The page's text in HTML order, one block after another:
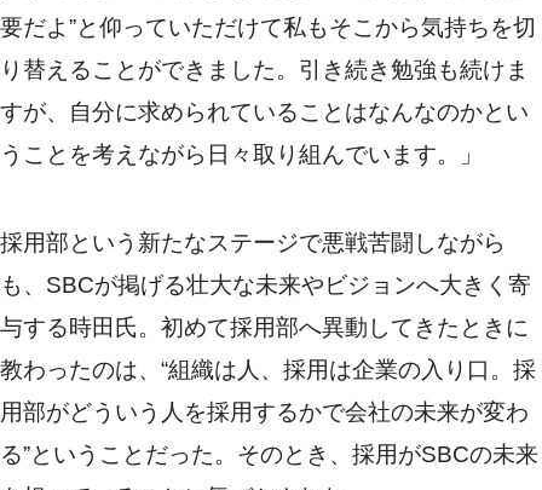
要だよ”と仰っていただけて私もそこから気持ちを切
り替えることができました。引き続き勉強も続けま
すが、自分に求められていることはなんなのかとい
うことを考えながら日々取り組んでいます。」
採用部という新たなステージで悪戦苦闘しながら
も、SBCが掲げる壮大な未来やビジョンへ大きく寄
与する時田氏。初めて採用部へ異動してきたときに
教わったのは、“組織は人、採用は企業の入り口。採
用部がどういう人を採用するかで会社の未来が変わ
る”ということだった。そのとき、採用がSBCの未来